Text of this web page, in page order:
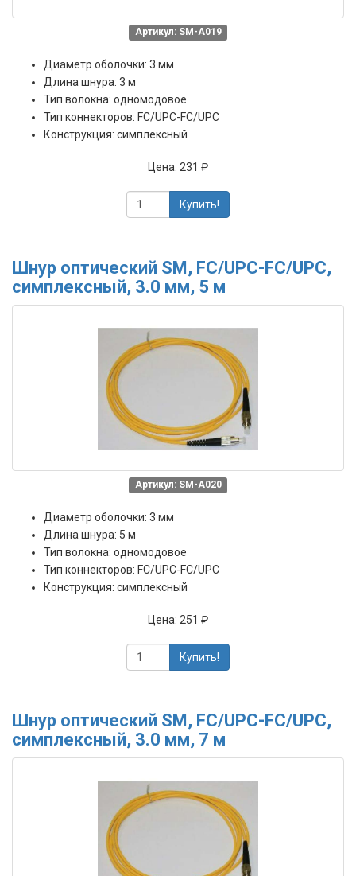
Артикул: SM-A019
Диаметр оболочки: 3 мм
Длина шнура: 3 м
Тип волокна: одномодовое
Тип коннекторов: FC/UPC-FC/UPC
Конструкция: симплексный
Цена: 231 ₽
Купить!
Шнур оптический SM, FC/UPC-FC/UPC,
симплексный, 3.0 мм, 5 м
Артикул: SM-A020
Диаметр оболочки: 3 мм
Длина шнура: 5 м
Тип волокна: одномодовое
Тип коннекторов: FC/UPC-FC/UPC
Конструкция: симплексный
Цена: 251 ₽
Купить!
Шнур оптический SM, FC/UPC-FC/UPC,
симплексный, 3.0 мм, 7 м